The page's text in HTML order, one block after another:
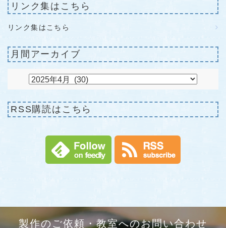
リンク集はこちら
リンク集はこちら
月間アーカイブ
RSS購読はこちら
製作のご依頼・教室へのお問い合わせ